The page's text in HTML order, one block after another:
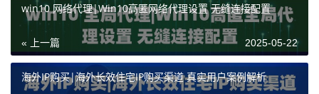
行为拟真：自动模拟当地用户的网络作息规律，比
如欧洲IP在凌晨会自动减少使用频次
失效预警：某个IP被标记风险时，系统会提前15秒
自动切换，比人工反应快30倍
win10 网络代理|Win10高匿网络代理设置 无缝连接配置
« 上一篇 2025-05-22
海外IP购买|海外长效住宅IP购买渠道 真实用户案例解析